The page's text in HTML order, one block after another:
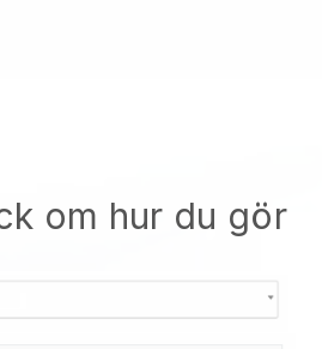
om hur du gör